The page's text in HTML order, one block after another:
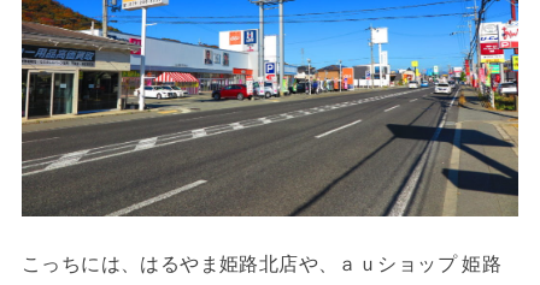
こっちには、はるやま姫路北店や、ａｕショップ 姫路